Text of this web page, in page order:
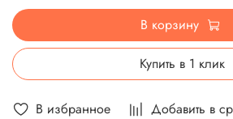
В избранное Добавить в
В корзину
Купить в 1 клик